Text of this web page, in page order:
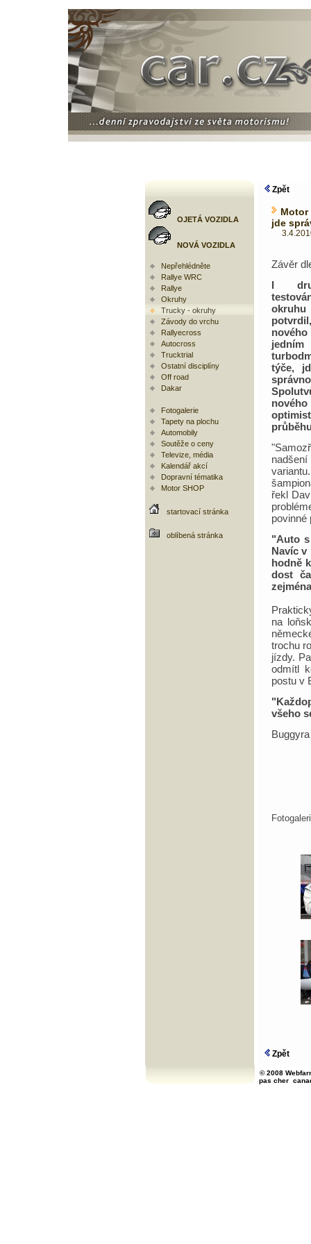
OJETÁ VOZIDLA
NOVÁ VOZIDLA
Nepřehlédněte
Rallye WRC
Rallye
Okruhy
Trucky - okruhy
Závody do vrchu
Rallyecross
Autocross
Trucktrial
Ostatní disciplíny
Off road
Dakar
Fotogalerie
Tapety na plochu
Automobily
Soutěže o ceny
Televize, média
Kalendář akcí
Dopravní tématika
Motor SHOP
startovací stránka
oblíbená stránka
Zpět
jde
Závěr
I
jedním
týče,
řekl
povinné
"Auto
Navíc v
hodně
dost
na
trochu
jízdy.
odmítl
postu v
všeho
Buggyra
Zpět
© 2008
pas cher